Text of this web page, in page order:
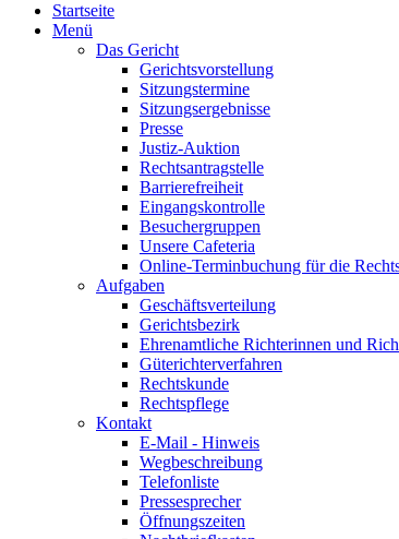
Startseite
Menü
Das Gericht
Gerichtsvorstellung
Sitzungstermine
Sitzungsergebnisse
Presse
Justiz-Auktion
Rechtsantragstelle
Barrierefreiheit
Eingangskontrolle
Besuchergruppen
Unsere Cafeteria
Online-Terminbuchung für die
Aufgaben
Geschäftsverteilung
Gerichtsbezirk
Ehrenamtliche Richterinnen und
Güterichterverfahren
Rechtskunde
Rechtspflege
Kontakt
E-Mail - Hinweis
Wegbeschreibung
Telefonliste
Pressesprecher
Öffnungszeiten